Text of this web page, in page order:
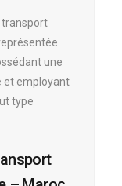
transport
une
et employant
type